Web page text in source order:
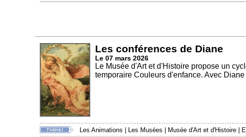
Les conférences de Diane
Le 07 mars 2026
Le Musée d'Art et d'Histoire propose un
temporaire Couleurs d'enfance. Avec Diane
Les Animations Les Musées Musée d'Art et d'Histoire